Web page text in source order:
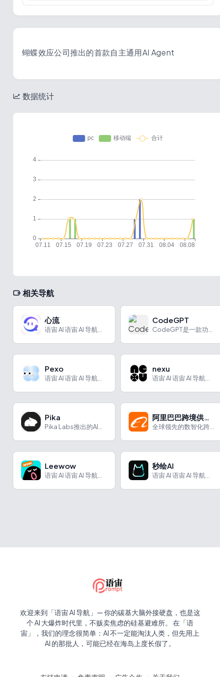
蝴蝶效应公司推出的首款自主通用AI Agent
数据统计
相关导航
心流 CodeGPT
Pexo nexu
Pika 阿里巴巴跨境供应链
Leewow 秒绘AI
欢迎来到「语宙 AI 导航」— 你的碳基大脑外接硬盘，也是这
个 AI 大爆炸时代里，不贩卖焦虑的硅基避难所。 在「语
宙」，我们的理念很简单：AI 不一定能淘汰人类，但先用上
AI 的那批人，可能已经在海岛上度长假了。